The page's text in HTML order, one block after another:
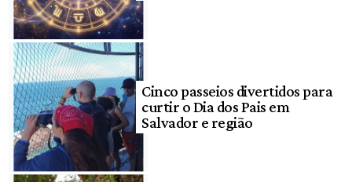
Cinco passeios divertidos para
curtir o Dia dos Pais em
Salvador e região